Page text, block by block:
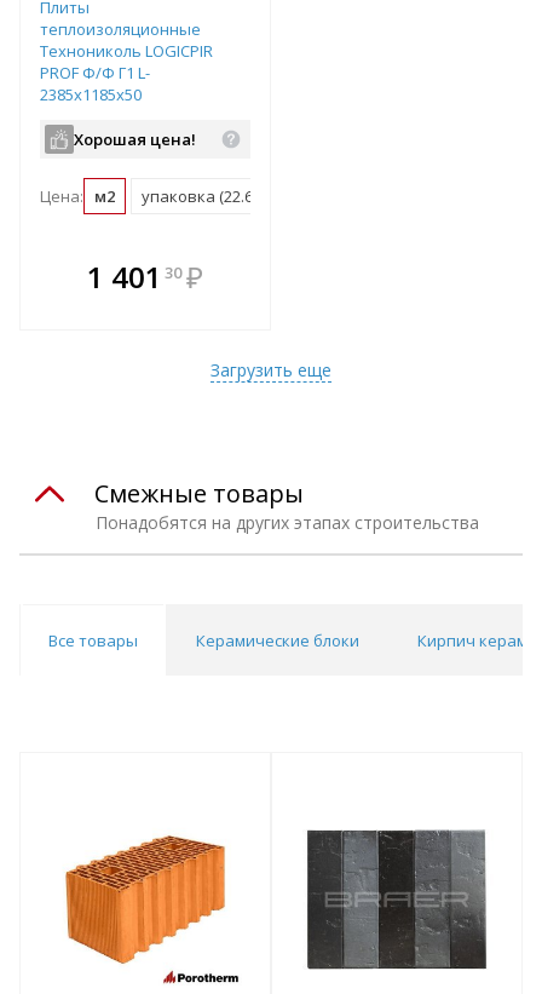
Плиты
теплоизоляционные
Технониколь LOGICPIR
PROF Ф/Ф Г1 L-
2385х1185х50
Хорошая цена!
Цена: м2 упаковка (22.61 м2)
1 401 30 ₽
Загрузить еще
Понадобятся на других этапах строительства
Смежные товары
Все товары Керамические блоки Кирпич